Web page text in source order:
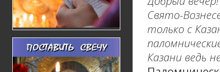
Свято-
только с
Казани ведь